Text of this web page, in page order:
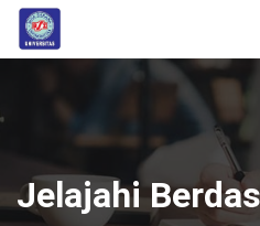
Jelajahi